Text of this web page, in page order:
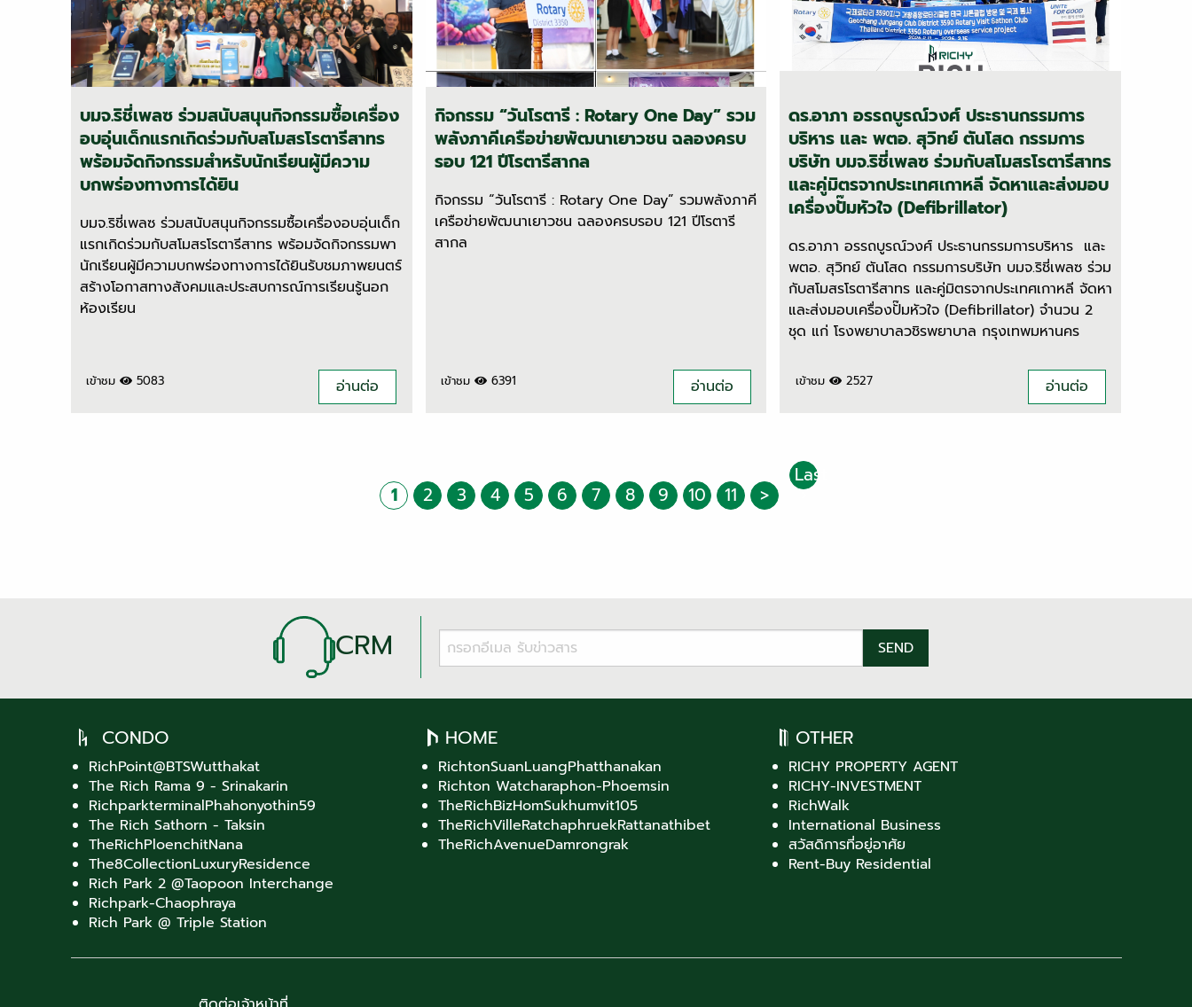
บมจ.ริชี่เพลซ ร่วมสนับสนุนกิจกรรมซื้อเครื่อง
อบอุ่นเด็กแรกเกิดร่วมกับสโมสรโรตารีสาทร
พร้อมจัดกิจกรรมสำหรับนักเรียนผู้มีความ
บกพร่องทางการได้ยิน
บมจ.ริชี่เพลซ ร่วมสนับสนุนกิจกรรมซื้อเครื่องอบอุ่นเด็ก
แรกเกิดร่วมกับสโมสรโรตารีสาทร พร้อมจัดกิจกรรมพา
นักเรียนผู้มีความบกพร่องทางการได้ยินรับชมภาพยนตร์
สร้างโอกาสทางสังคมและประสบการณ์การเรียนรู้นอก
ห้องเรียน
เข้าชม 5083 อ่านต่อ
กิจกรรม “วันโรตารี : Rotary One Day” รวม
พลังภาคีเครือข่ายพัฒนาเยาวชน ฉลองครบ
รอบ 121 ปีโรตารีสากล
กิจกรรม “วันโรตารี : Rotary One Day” รวมพลังภาคี
เครือข่ายพัฒนาเยาวชน ฉลองครบรอบ 121 ปีโรตารี
สากล
เข้าชม 6391 อ่านต่อ
ดร.อาภา อรรถบูรณ์วงศ์ ประธานกรรมการ
บริหาร และ พตอ. สุวิทย์ ตันโสด กรรมการ
บริษัท บมจ.ริชี่เพลซ ร่วมกับสโมสรโรตารีสาทร
และคู่มิตรจากประเทศเกาหลี จัดหาและส่งมอบ
เครื่องปั๊มหัวใจ (Defibrillator)
ดร.อาภา อรรถบูรณ์วงศ์ ประธานกรรมการบริหาร และ
พตอ. สุวิทย์ ตันโสด กรรมการบริษัท บมจ.ริชี่เพลซ ร่วม
กับสโมสรโรตารีสาทร และคู่มิตรจากประเทศเกาหลี จัดหา
และส่งมอบเครื่องปั๊มหัวใจ (Defibrillator) จํานวน 2
ชุด แก่ โรงพยาบาลวชิรพยาบาล กรุงเทพมหานคร
เข้าชม 2527 อ่านต่อ
1 2 3 4 5 6 7 8 9 10 11 >
Last
›
CRM
CONDO
RichPoint@BTSWutthakat
The Rich Rama 9 - Srinakarin
RichparkterminalPhahonyothin59
The Rich Sathorn - Taksin
TheRichPloenchitNana
The8CollectionLuxuryResidence
Rich Park 2 @Taopoon Interchange
Richpark-Chaophraya
Rich Park @ Triple Station
HOME
RichtonSuanLuangPhatthanakan
Richton Watcharaphon-Phoemsin
TheRichBizHomSukhumvit105
TheRichVilleRatchaphruekRattanathibet
TheRichAvenueDamrongrak
OTHER
RICHY PROPERTY AGENT
RICHY-INVESTMENT
RichWalk
International Business
สวัสดิการที่อยู่อาศัย
Rent-Buy Residential